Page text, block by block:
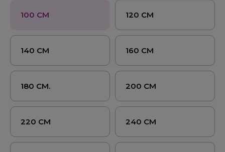
100 CM 120 CM
140 CM 160 CM
180 CM. 200 CM
220 CM 240 CM